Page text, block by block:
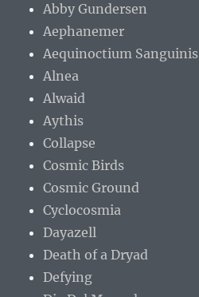
Abby Gundersen
Aephanemer
Aequinoctium Sanguinis
Alnea
Alwaid
Aythis
Collapse
Cosmic Birds
Cosmic Ground
Cyclocosmia
Dayazell
Death of a Dryad
Defying